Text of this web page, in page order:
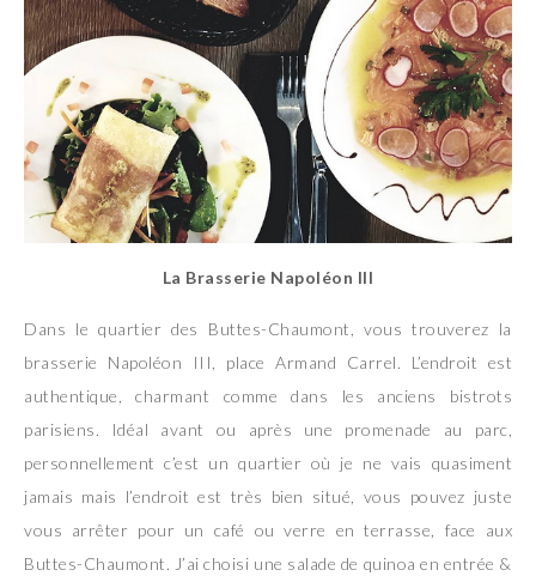
La Brasserie Napoléon III
Dans le quartier des Buttes-Chaumont, vous trouverez la
brasserie Napoléon III, place Armand Carrel. L’endroit est
authentique, charmant comme dans les anciens bistrots
parisiens. Idéal avant ou après une promenade au parc,
personnellement c’est un quartier où je ne vais quasiment
jamais mais l’endroit est très bien situé, vous pouvez juste
vous arrêter pour un café ou verre en terrasse, face aux
Buttes-Chaumont. J’ai choisi une salade de quinoa en entrée &